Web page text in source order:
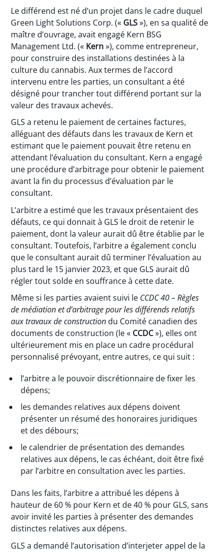
Le différend est né d’un projet dans le cadre duquel
Green Light Solutions Corp. (« GLS»), en sa qualité de
maître d’ouvrage, avait engagé Kern BSG
Management Ltd. (« Kern»), comme entrepreneur,
pour construire des installations destinées à la
culture du cannabis. Aux termes de l’accord
intervenu entre les parties, un consultant a été
désigné pour trancher tout différend portant sur la
valeur des travaux achevés.
GLS a retenu le paiement de certaines factures,
alléguant des défauts dans les travaux de Kern et
estimant que le paiement pouvait être retenu en
attendant l’évaluation du consultant. Kern a engagé
une procédure d’arbitrage pour obtenir le paiement
avant la fin du processus d’évaluation par le
consultant.
L’arbitre a estimé que les travaux présentaient des
défauts, ce qui donnait à GLS le droit de retenir le
paiement, dont la valeur aurait dû être établie par le
consultant. Toutefois, l’arbitre a également conclu
que le consultant aurait dû terminer l’évaluation au
plus tard le 15 janvier 2023, et que GLS aurait dû
régler tout solde en souffrance à cette date.
Même si les parties avaient suivi le CCDC 40 – Règles
de médiation et d’arbitrage pour les différends relatifs
aux travaux de construction du Comité canadien des
documents de construction (le « CCDC»), elles ont
ultérieurement mis en place un cadre procédural
personnalisé prévoyant, entre autres, ce qui suit :
l’arbitre a le pouvoir discrétionnaire de fixer les
dépens;
les demandes relatives aux dépens doivent
présenter un résumé des honoraires juridiques
et des débours;
le calendrier de présentation des demandes
relatives aux dépens, le cas échéant, doit être fixé
par l’arbitre en consultation avec les parties.
Dans les faits, l’arbitre a attribué les dépens à
hauteur de 60 % pour Kern et de 40 % pour GLS, sans
avoir invité les parties à présenter des demandes
distinctes relatives aux dépens.
GLS a demandé l’autorisation d’interjeter appel de la